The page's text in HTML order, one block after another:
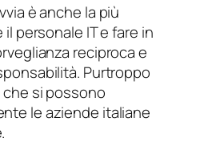
è anche la più
personale IT e fare in
reciproca e
Purtroppo
si possono
le aziende italiane